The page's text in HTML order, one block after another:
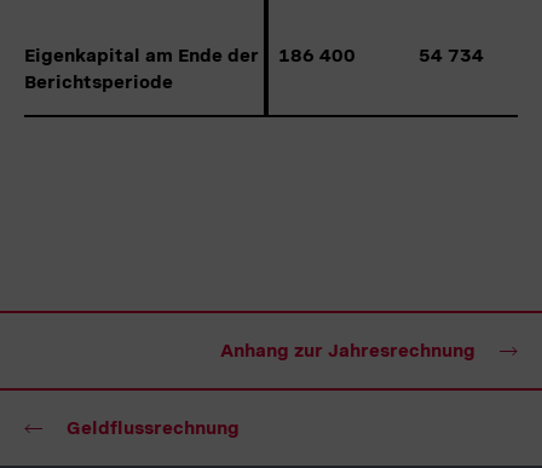
Eigenkapital am Ende der
Berichtsperiode
186 400 54 734
Eigenkapital am Ende der
Berichtsperiode
Geldflussrechnung
Anhang zur Jahresrechnung